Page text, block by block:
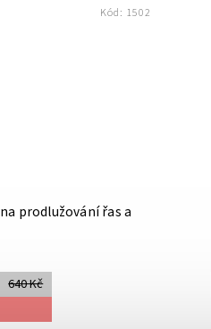
prodlužování řas a
640 Kč
Kód: 1502